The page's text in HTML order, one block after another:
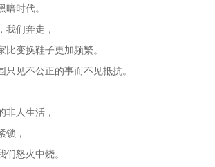
暗时代。
我们奔走，
比变换鞋子更加频繁。
只见不公正的事而不见抵抗。
非人生活，
锁，
们怒火中烧。